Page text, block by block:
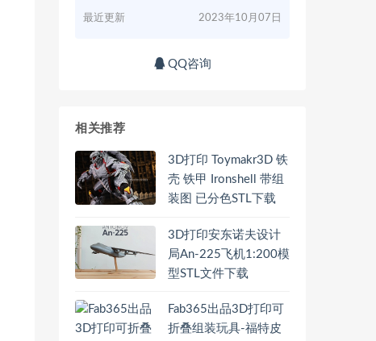
最近更新 2023年10月07日
QQ咨询
相关推荐
3D打印 Toymakr3D 铁
壳 铁甲 Ironshell 带组
装图 已分色STL下载
3D打印安东诺夫设计
局An-225飞机1:200模
型STL文件下载
Fab365出品3D打印可
折叠组装玩具-福特皮